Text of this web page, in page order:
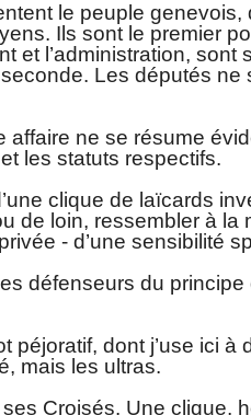
le peuple genevois,
Ils sont le premier
et l’administration, sont
Les députés ne
affaire ne se résume
les statuts respectifs.
clique de laïcards
de loin, ressembler à la
- d’une sensibilité
défenseurs du principe
péjoratif, dont j’use ici à
mais les ultras.
Croisés. Une clique,